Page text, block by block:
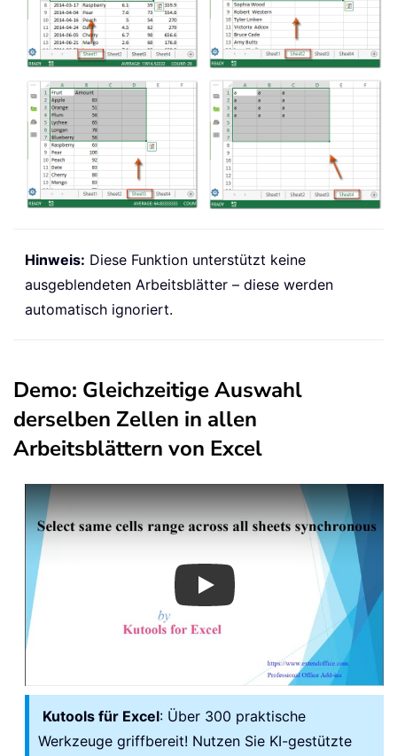
Hinweis: Diese Funktion unterstützt keine
ausgeblendeten Arbeitsblätter – diese werden
automatisch ignoriert.
Demo: Gleichzeitige Auswahl
derselben Zellen in allen
Arbeitsblättern von Excel
Play
Kutools für Excel: Über 300 praktische
Werkzeuge griffbereit! Nutzen Sie KI-gestützte